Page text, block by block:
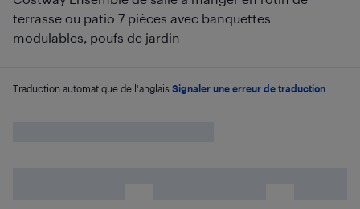
terrasse ou patio 7 pièces avec banquettes
modulables, poufs de jardin
Traduction automatique de l'anglais. Signaler une erreur de traduction